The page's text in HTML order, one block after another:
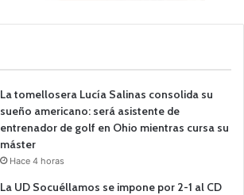
La tomellosera Lucía Salinas consolida su
sueño americano: será asistente de
entrenador de golf en Ohio mientras cursa su
máster
Hace 4 horas
La UD Socuéllamos se impone por 2-1 al CD